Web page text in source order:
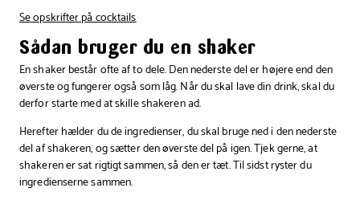
Se opskrifter på cocktails
Sådan bruger du en shaker
En shaker består ofte af to dele. Den nederste del er højere end den
øverste og fungerer også som låg. Når du skal lave din drink, skal du
derfor starte med at skille shakeren ad.
Herefter hælder du de ingredienser, du skal bruge ned i den nederste
del af shakeren, og sætter den øverste del på igen. Tjek gerne, at
shakeren er sat rigtigt sammen, så den er tæt. Til sidst ryster du
ingredienserne sammen.